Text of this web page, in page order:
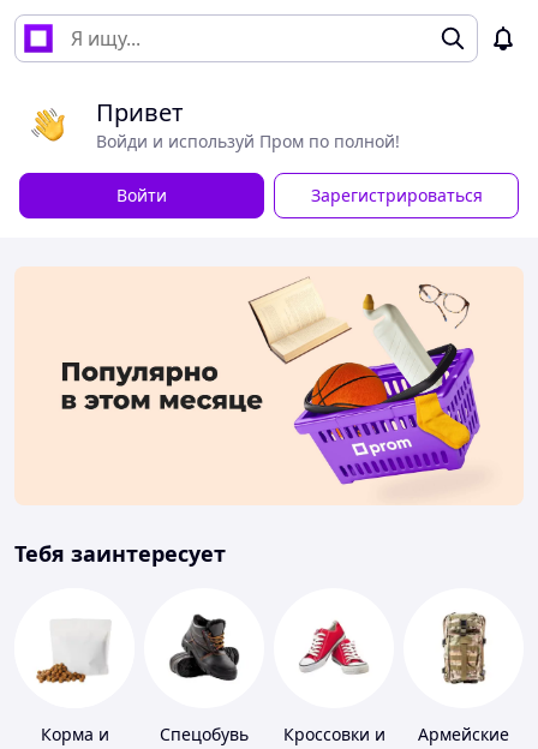
Привет
Войди и используй Пром по полной!
Войти Зарегистрироваться
Тебя заинтересует
Корма и
Спецобувь
Кроссовки и
Армейские